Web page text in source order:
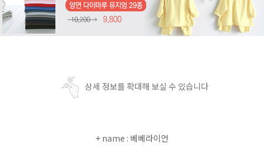
상세 정보를 확대해 보실 수 있습니다
+ name : 베베라이언